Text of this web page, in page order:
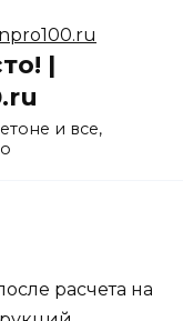
|
и все,
расчета на